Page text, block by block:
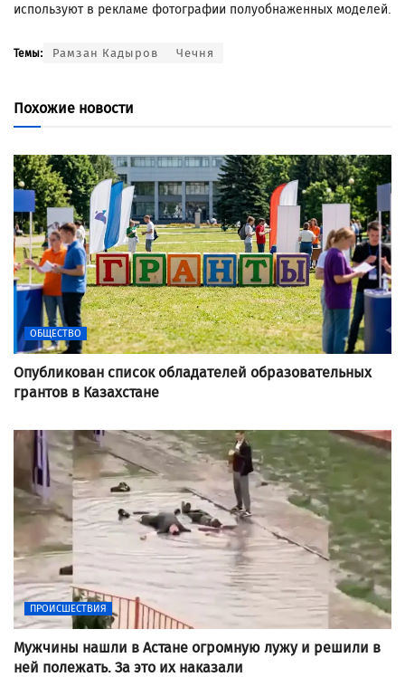
используют в рекламе фотографии полуобнаженных моделей.
Темы: Рамзан Кадыров Чечня
Похожие новости
ОБЩЕСТВО
Опубликован список обладателей образовательных
грантов в Казахстане
ПРОИСШЕСТВИЯ
Мужчины нашли в Астане огромную лужу и решили в
ней полежать. За это их наказали